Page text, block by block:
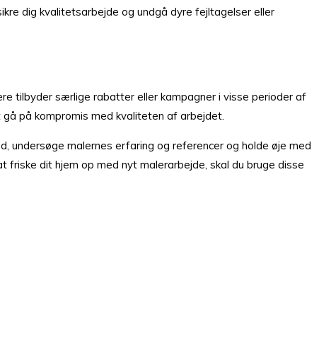
dig kvalitetsarbejde og undgå dyre fejltagelser eller
tilbyder særlige rabatter eller kampagner i visse perioder af
på kompromis med kvaliteten af arbejdet.
undersøge malernes erfaring og referencer og holde øje med
dit hjem op med nyt malerarbejde, skal du bruge disse